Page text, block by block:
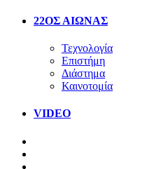
22ΟΣ ΑΙΩΝΑΣ
Τεχνολογία
Επιστήμη
Διάστημα
Καινοτομία
VIDEO